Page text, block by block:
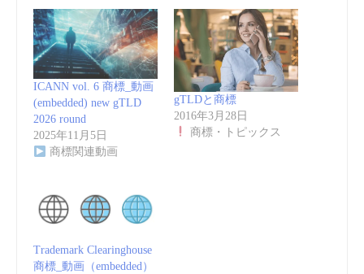
ICANN vol. 6 商標_動画
(embedded) new gTLD
2026 round
2025年11月5日
商標関連動画
gTLDと商標
2016年3月28日
商標・トピックス
Trademark Clearinghouse
商標_動画（embedded）